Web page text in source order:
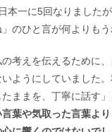
本一に5回なりました
のひと言が何よりもう
考えを伝えるために
ようにしていました
ままを、丁寧に話す
葉や気取った言葉よ